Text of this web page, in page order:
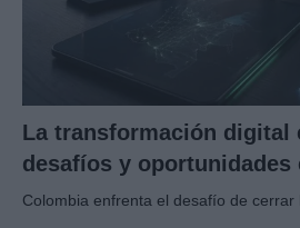
La transformación digital
desafíos y oportunidades
Colombia enfrenta el desafío de cerrar